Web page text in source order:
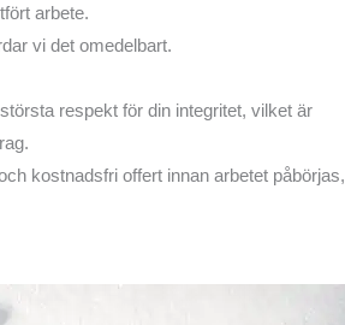
arbete.
vi det omedelbart.
respekt för din integritet, vilket är
kostnadsfri offert innan arbetet påbörjas,